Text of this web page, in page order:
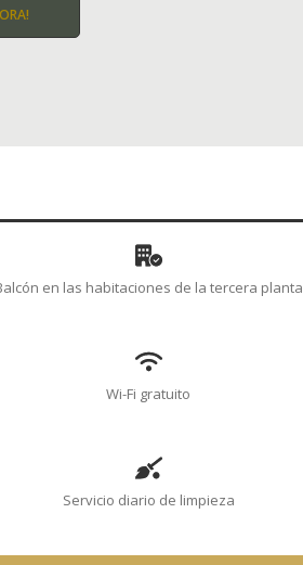
en las habitaciones de la tercera planta
Wi-Fi gratuito
Servicio diario de limpieza